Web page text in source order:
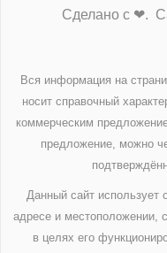
Сделано с ❤.
Вся информация на
носит справочный
коммерческим
предложение, можно
Данный сайт
адресе и местоположении,
в целях его